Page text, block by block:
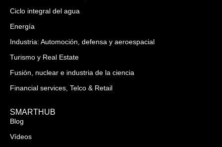
Ciclo integral del agua
Energía
Industria: Automoción, defensa y aeroespacial
Turismo y Real Estate
Fusión, nuclear e industria de la ciencia
Financial services, Telco & Retail
SMARTHUB
Blog
Vídeos